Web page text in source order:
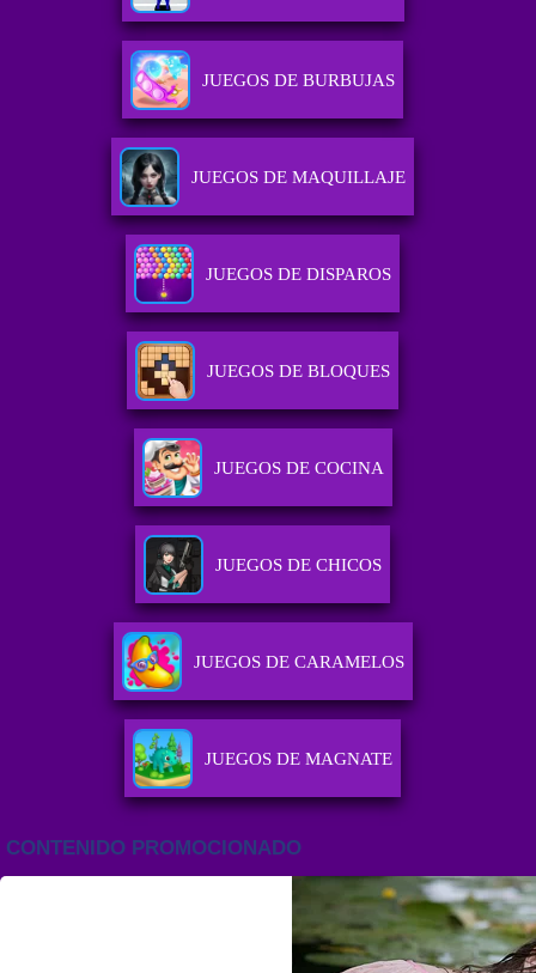
JUEGOS DE BURBUJAS
JUEGOS DE MAQUILLAJE
JUEGOS DE DISPAROS
JUEGOS DE BLOQUES
JUEGOS DE COCINA
JUEGOS DE CHICOS
JUEGOS DE CARAMELOS
JUEGOS DE MAGNATE